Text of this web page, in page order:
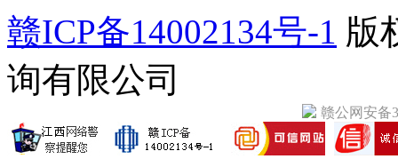
赣ICP备14002134号-1 版
询有限公司
赣公网安备